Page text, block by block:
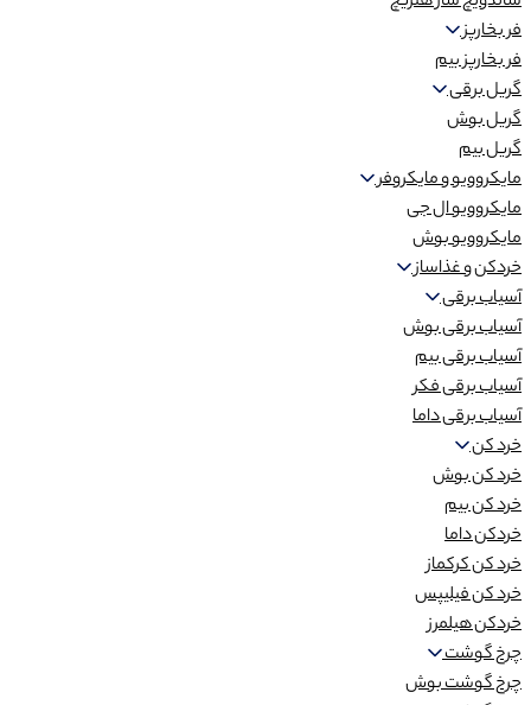
فر بخارپز
فر بخارپز بیم
گریل برقی
گریل بوش
گریل بیم
مایکروویو و مایکروفر
مایکروویو ال جی
مایکروویو بوش
خردکن و غذاساز
آسیاب برقی
آسیاب برقی بوش
آسیاب برقی بیم
آسیاب برقی فکر
آسیاب برقی داما
خرد کن
خرد کن بوش
خرد کن بیم
خردکن داما
خرد کن کرکماز
خرد کن فیلیپس
خردکن هیلمرز
چرخ گوشت
چرخ گوشت بوش